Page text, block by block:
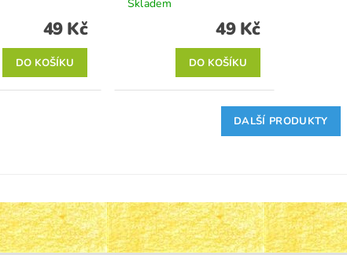
49 Kč
Skladem
49 Kč
DALŠÍ PRODUKTY